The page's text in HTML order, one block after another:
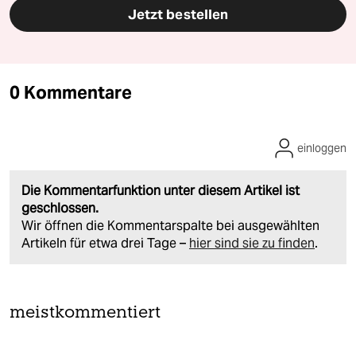
Jetzt bestellen
0 Kommentare
Die Kommentarfunktion unter diesem Artikel ist
geschlossen.
Wir öffnen die Kommentarspalte bei ausgewählten
Artikeln für etwa drei Tage – hier sind sie zu finden.
einloggen
meistkommentiert